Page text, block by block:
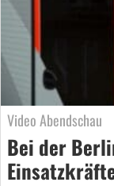
Video Abendschau
Bei der